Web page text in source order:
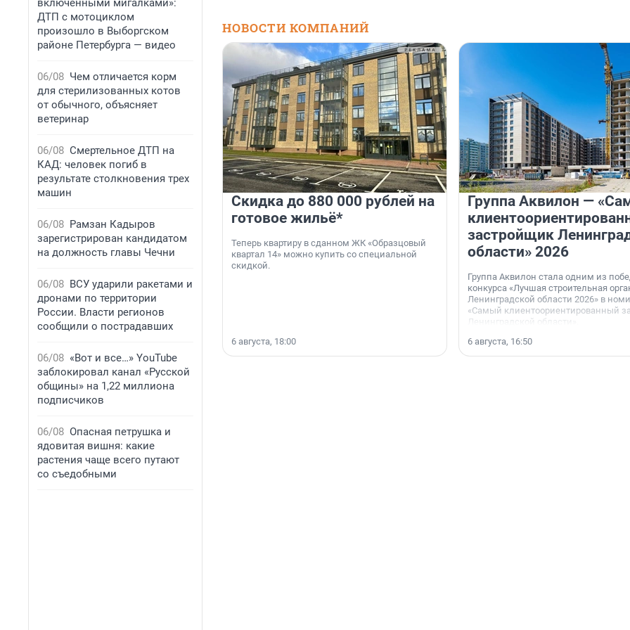
включенными мигалками»:
ДТП с мотоциклом
произошло в Выборгском
районе Петербурга — видео
06/08 Чем отличается корм
для стерилизованных котов
от обычного, объясняет
ветеринар
06/08 Смертельное ДТП на
КАД: человек погиб в
результате столкновения трех
машин
06/08 Рамзан Кадыров
зарегистрирован кандидатом
на должность главы Чечни
06/08 ВСУ ударили ракетами и
дронами по территории
России. Власти регионов
сообщили о пострадавших
06/08 «Вот и все…» YouTube
заблокировал канал «Русской
общины» на 1,22 миллиона
подписчиков
06/08 Опасная петрушка и
ядовитая вишня: какие
растения чаще всего путают
со съедобными
НОВОСТИ КОМПАНИЙ
Скидка до 880 000 рублей на
готовое жильё*
Теперь квартиру в сданном ЖК «Образцовый
квартал 14» можно купить со специальной
скидкой.
6 августа, 18:00
Группа Аквилон —
застройщик
области» 2026
Группа Аквилон стала одним из
конкурса «Лучшая строительная
Ленинградской области 2026» в
«Самый клиентоориентированный
Ленинградской области».
6 августа, 16:50